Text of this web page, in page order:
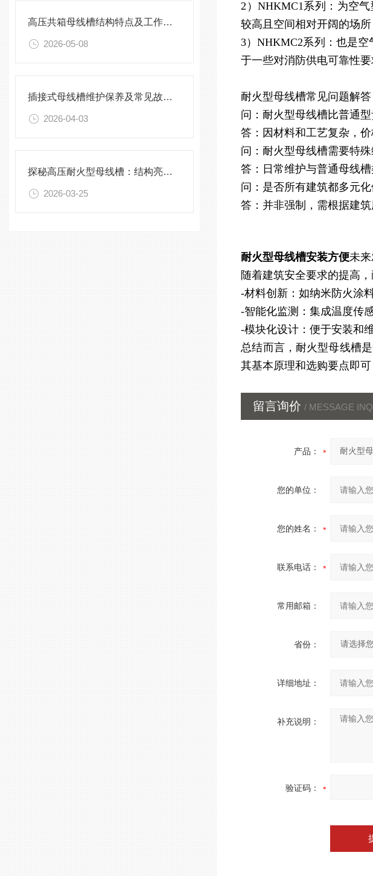
高压共箱母线槽结构特点及工作原理
2026-05-08
插接式母线槽维护保养及常见故障处理指南
2026-04-03
探秘高压耐火型母线槽：结构亮点与实用效能
2026-03-25
2）NHKMC1系列：为空
较高且空间相对开阔的场
3）NHKMC2系列：也是
于一些对消防供电可靠性
耐火型母线槽常见问题解答
问：耐火型母线槽比普通型
答：因材料和工艺复杂，
问：耐火型母线槽需要特殊
答：日常维护与普通母线
问：是否所有建筑都多元化
答：并非强制，需根据建
耐火型母线槽安装方便未来
随着建筑安全要求的提高
-材料创新：如纳米防火涂
-智能化监测：集成温度传
-模块化设计：便于安装和
总结而言，耐火型母线槽
其基本原理和选购要点即
留言询价 / MESSAGE
产品：
您的单位：
您的姓名：
联系电话：
常用邮箱：
省份：
详细地址：
补充说明：
验证码：